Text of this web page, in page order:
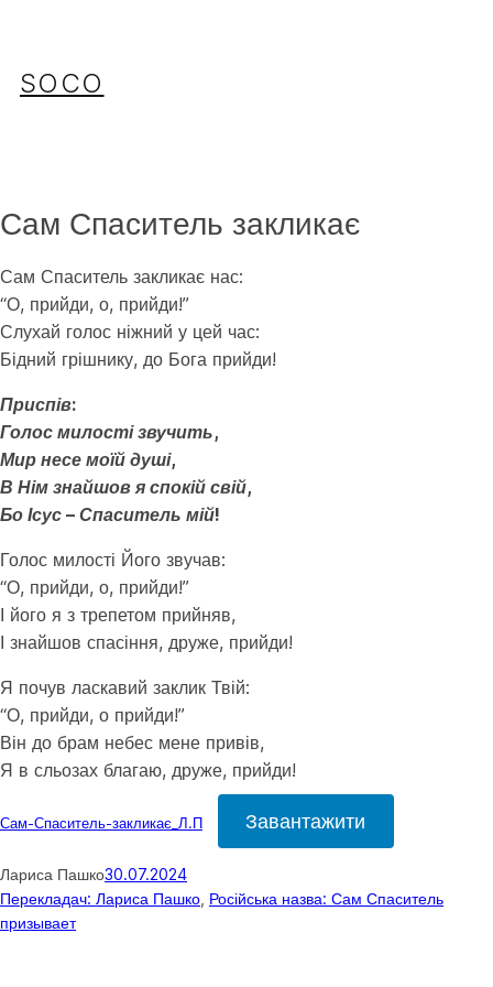
SOCO
Сам Спаситель закликає
Сам Спаситель закликає нас:
“О, прийди, о, прийди!”
Слухай голос ніжний у цей час:
Бідний грішнику, до Бога прийди!
Приспів:
Голос милості звучить,
Мир несе моїй душі,
В Нім знайшов я спокій свій,
Бо Ісус – Спаситель мій!
Голос милості Його звучав:
“О, прийди, о, прийди!”
І його я з трепетом прийняв,
І знайшов спасіння, друже, прийди!
Я почув ласкавий заклик Твій:
“О, прийди, о прийди!”
Він до брам небес мене привів,
Я в сльозах благаю, друже, прийди!
Сам-Спаситель-закликає_Л.П Завантажити
Лариса Пашко30.07.2024
Перекладач: Лариса Пашко Російська назва: Сам Спаситель
призывает